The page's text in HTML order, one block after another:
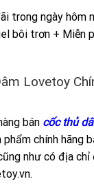
trong ngày hôm
bôi trơn + Miễn
Lovetoy
bán cốc thủ
chính hãng
như có địa chỉ